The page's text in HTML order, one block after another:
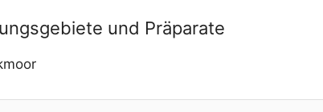
und Präparate